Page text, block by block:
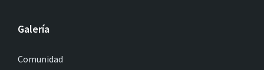
Galería
Comunidad